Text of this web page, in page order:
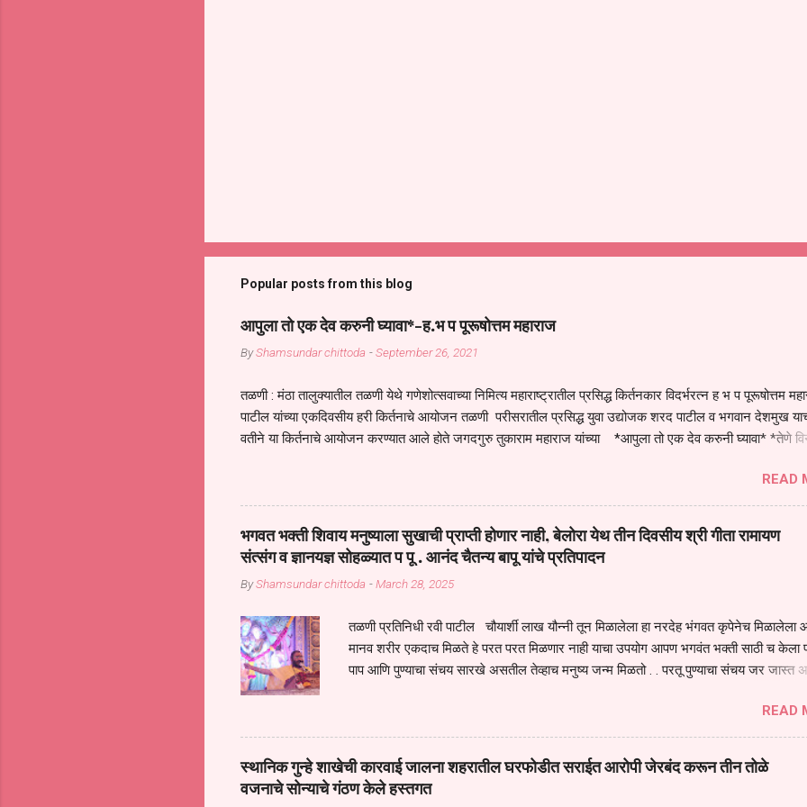
Popular posts from this blog
आपुला तो एक देव करुनी घ्यावा*-ह.भ प पूरूषोत्तम महाराज
ByShamsundar chittoda -September 26, 2021
तळणी : मंठा तालुक्यातील तळणी येथे गणेशोत्सवाच्या निमित्य महाराष्ट्रातील प्रसिद्ध किर्तनकार विदर्भरत्न ह भ प पूरूषोत्तम
पाटील यांच्या एकदिवसीय हरी किर्तनाचे आयोजन तळणी परीसरातील प्रसिद्ध युवा उद्योजक शरद पाटील व भगवान देशमुख
वतीने या किर्तनाचे आयोजन करण्यात आले होते जगदगुरु तुकाराम महाराज यांच्या *आपुला तो एक देव करुनी घ्यावा* *तेणे
जातीच्या परीक्षेचा काळ आहे धर्ममंडपात बसलेली लोक ही खरच भाग्यवान आहेत कोरोना सारख्या महामारीत आपंण जिवंत आहोत
महामारीतून जर आपल्याला वाचायचे असेल तर धार्मीक विचाराचा आधार आपल्याला घ्यावाच लागेल महामारीच्या काळात वारकरी
सप्रदायच खूप मोठा आधार आहे सध्य स्थितीत मानव जातीची मानसीक अवस्था सक्षम असणे गरजेचे आहे कोरोना ने मानवी
गरजा कीती कमी आहेत यांची जाणीव आपल्या सगळ्याना करून दीली आहे मनुष्याच्या आयुष्यातील नामसाधना ही त्याच्यासाठी
आधार असते परतू आज काल तीच साधना करण्याचा आळस आ...
READ
भगवत भक्ती शिवाय मनुष्याला सुखाची प्राप्ती होणार नाही, बेलोरा येथ तीन दिवसीय श्री गीता रामायण
संत्संग व ज्ञानयज्ञ सोहळ्यात प पू . आनंद चैतन्य बापू यांचे प्रतिपादन
ByShamsundar chittoda -March 28, 2025
तळणी प्रतिनिधी रवी पाटील चौयार्शी लाख यौन्नी तून मिळालेला हा नरदेह भंगवत कृपेनेच मिळालेला
मानव शरीर एकदाच मिळते हे परत परत मिळणार नाही याचा उपयोग आपण भगवंत भक्ती साठी च केला
पाप आणि पुण्याचा संचय सारखे असतील तेव्हाच मनुष्य जन्म मिळतो . . परतू पुण्याचा संचय जर जास्त
शरिराला इंतर सुंगधाचे व्यसन लागण्यापेक्षा भगवत भंक्ती चे व व्यसन लावा म्हणजे या नरदेहाचा उपयोग
चार कुपा या मनुष्यावर होत असतात यापैकी भगवत कृपा ही पुण्यवानालाच होत असते . भगवंताच्या
नरदेहाचा उद्धार होतो गरज आहे त्याला मनापासून आळवण्याची असे प्रतिपादन प पू चेतन्य बापू याचे
शिष्य आनंद चैतन्य बापू यांनी तळणी येथून जवळच असलेल्या बेलोरा येथे केले तीन दिवसीय
संत्संगाचे आयोजन करण्यात आले आहे . या कलयुगात प्रत्येक मनुष्य दुःखी आहे थोडे थोडे सगळेच
READ
स्थानिक गुन्हे शाखेची कारवाई जालना शहरातील घरफोडीत सराईत आरोपी जेरबंद करून तीन तोळे
वजनाचे सोन्याचे गंठण केले हस्तगत